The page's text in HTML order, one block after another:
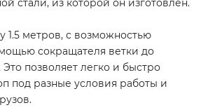
стали, из которой он изготовлен.
1.5 метров, с возможностью
сокращателя ветки до
позволяет легко и быстро
под разные условия работы и